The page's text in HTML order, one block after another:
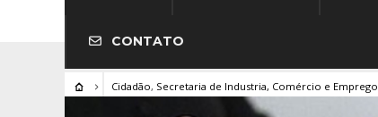
CONTATO
Cidadão, Secretaria de Industria, Comércio e Emprego